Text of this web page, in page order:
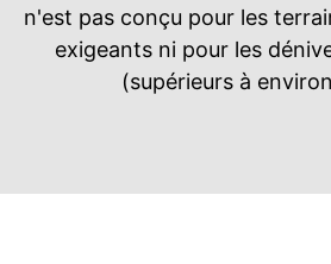
n'est pas conçu pour les
exigeants ni pour les
(supérieurs à